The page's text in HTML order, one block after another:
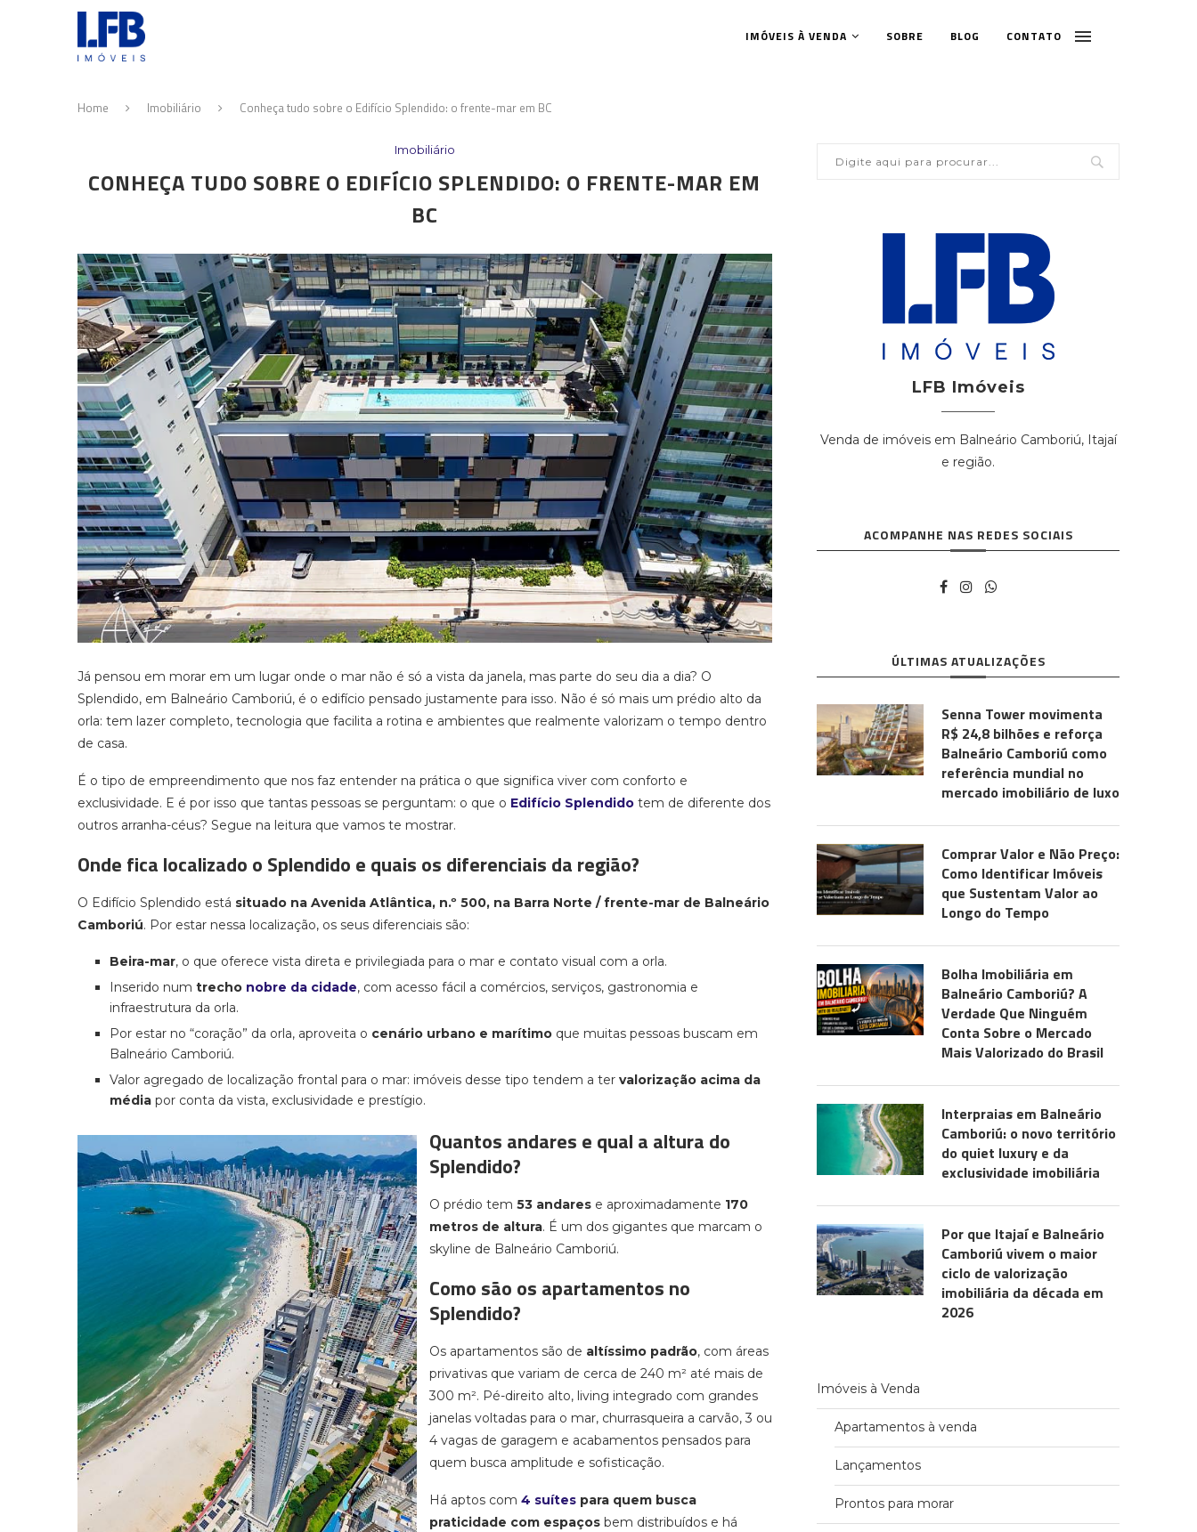
IMÓVEIS À VENDA SOBRE BLOG CONTATO
Home Imobiliário Conheça tudo sobre o Edifício Splendido: o frente-mar em BC
Imobiliário
CONHEÇA TUDO SOBRE O EDIFÍCIO SPLENDIDO: O FRENTE-MAR EM
BC
Já pensou em morar em um lugar onde o mar não é só a vista da janela, mas parte do seu dia a dia? O
Splendido, em Balneário Camboriú, é o edifício pensado justamente para isso. Não é só mais um prédio alto da
orla: tem lazer completo, tecnologia que facilita a rotina e ambientes que realmente valorizam o tempo dentro
de casa.
É o tipo de empreendimento que nos faz entender na prática o que significa viver com conforto e
exclusividade. E é por isso que tantas pessoas se perguntam: o que o Edifício Splendido tem de diferente dos
outros arranha-céus? Segue na leitura que vamos te mostrar.
Onde fica localizado o Splendido e quais os diferenciais da região?
O Edifício Splendido está situado na Avenida Atlântica, n.º 500, na Barra Norte / frente-mar de Balneário
Camboriú. Por estar nessa localização, os seus diferenciais são:
Beira-mar, o que oferece vista direta e privilegiada para o mar e contato visual com a orla.
Inserido num trecho nobre da cidade, com acesso fácil a comércios, serviços, gastronomia e
infraestrutura da orla.
Por estar no “coração” da orla, aproveita o cenário urbano e marítimo que muitas pessoas buscam em
Balneário Camboriú.
Valor agregado de localização frontal para o mar: imóveis desse tipo tendem a ter valorização acima da
média por conta da vista, exclusividade e prestígio.
Quantos andares e qual a altura do
Splendido?
O prédio tem 53 andares e aproximadamente 170
metros de altura. É um dos gigantes que marcam o
skyline de Balneário Camboriú.
Como são os apartamentos no
Splendido?
Os apartamentos são de altíssimo padrão, com áreas
privativas que variam de cerca de 240 m² até mais de
300 m². Pé-direito alto, living integrado com grandes
janelas voltadas para o mar, churrasqueira a carvão, 3 ou
4 vagas de garagem e acabamentos pensados para
quem busca amplitude e sofisticação.
Há aptos com 4 suítes para quem busca
praticidade com espaços bem distribuídos e há
LFB Imóveis
Venda de imóveis em Balneário Camboriú, Itajaí
e região.
ACOMPANHE NAS REDES SOCIAIS
ÚLTIMAS ATUALIZAÇÕES
Senna Tower movimenta
R$ 24,8 bilhões e reforça
Balneário Camboriú como
referência mundial no
mercado imobiliário de luxo
Comprar Valor e Não Preço:
Como Identificar Imóveis
que Sustentam Valor ao
Longo do Tempo
Bolha Imobiliária em
Balneário Camboriú? A
Verdade Que Ninguém
Conta Sobre o Mercado
Mais Valorizado do Brasil
Interpraias em Balneário
Camboriú: o novo território
do quiet luxury e da
exclusividade imobiliária
Por que Itajaí e Balneário
Camboriú vivem o maior
ciclo de valorização
imobiliária da década em
2026
Imóveis à Venda
Apartamentos à venda
Lançamentos
Prontos para morar